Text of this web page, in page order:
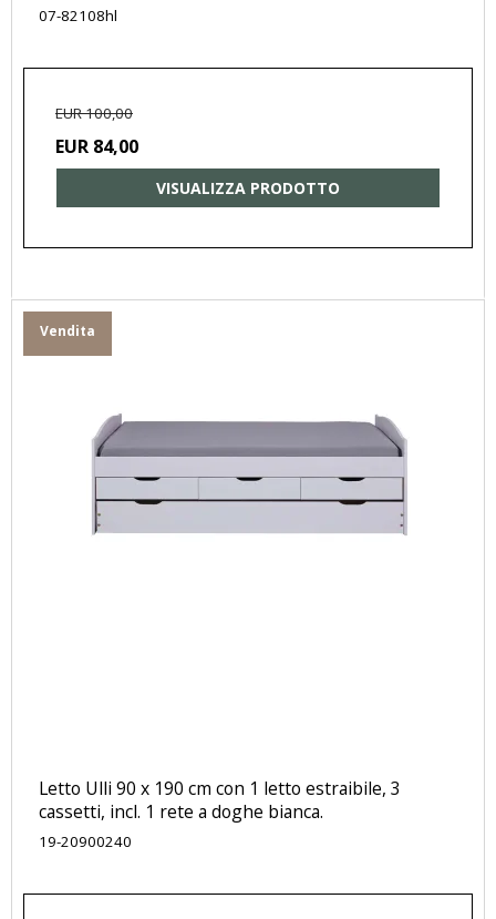
07-82108hl
EUR 100,00
EUR 84,00
VISUALIZZA PRODOTTO
Vendita
Letto Ulli 90 x 190 cm con 1 letto estraibile, 3
cassetti, incl. 1 rete a doghe bianca.
19-20900240